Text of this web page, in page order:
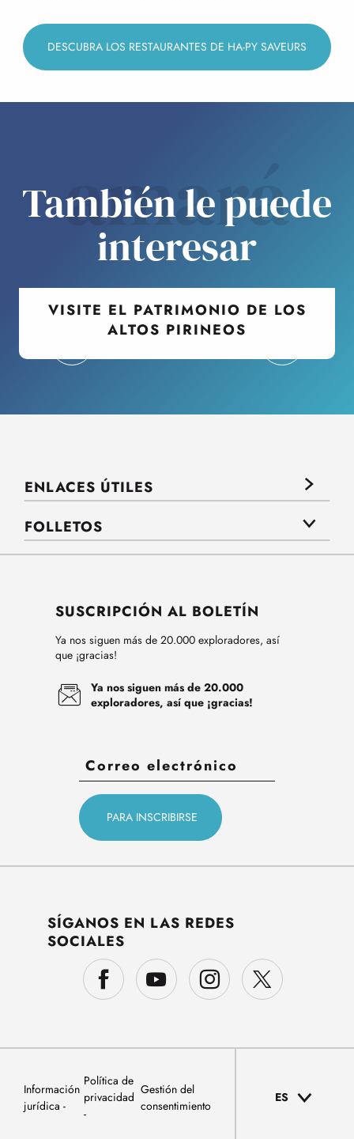
DESCUBRA LOS RESTAURANTES DE HA-PY SAVEURS
amará
También le puede
interesar
VISITE EL PATRIMONIO DE LOS
ALTOS PIRINEOS
ENLACES ÚTILES
FOLLETOS
SUSCRIPCIÓN AL BOLETÍN
Ya nos siguen más de 20.000 exploradores, así
que ¡gracias!
Ya nos siguen más de 20.000
exploradores, así que ¡gracias!
SÍGANOS EN LAS REDES
SOCIALES
Información
jurídica
Política de
privacidad
Gestión del
consentimiento
ES